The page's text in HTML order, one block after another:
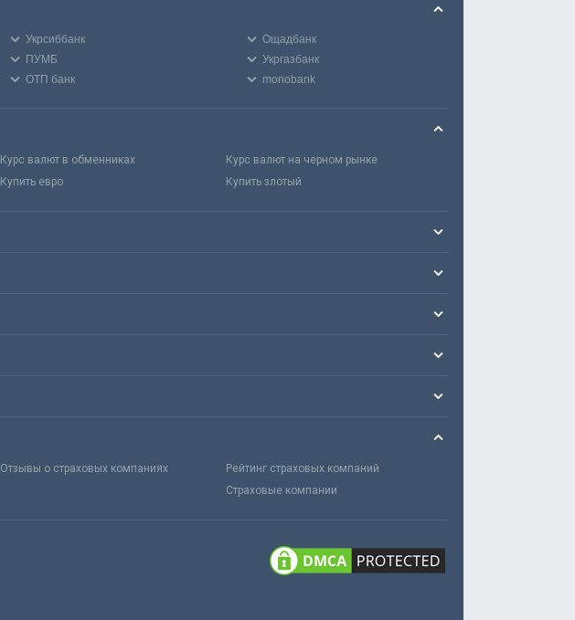
Укрсиббанк
Ощадбанк
ПУМБ
Укргазбанк
ОТП банк monobank
Курс валют в обменниках
Курс валют на черном рынке
Купить евро Купить злотый
Отзывы о страховых компаниях
Рейтинг страховых компаний
Страховые компании